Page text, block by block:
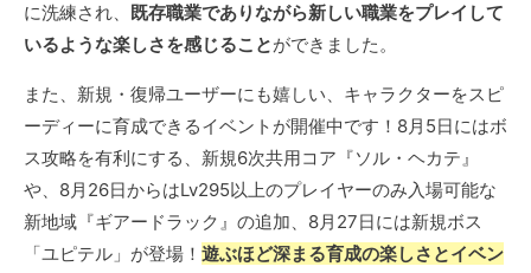
に洗練され、
既存職業でありながら新しい職業をプレイして
いるような楽しさを感じることができました。
また、新規・復帰ユーザーにも嬉しい、キャラクターをスピ
ーディーに育成できるイベントが開催中です！8月5日にはボ
ス攻略を有利にする、新規6次共用コア『ソル・ヘカテ』
や、8月26日からはLv295以上のプレイヤーのみ入場可能な
新地域『ギアードラック』の追加、8月27日には新規ボス
「ユピテル」が登場！ 遊ぶほど深まる育成の楽しさとイベン